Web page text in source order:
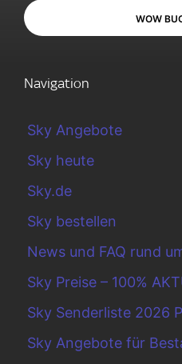
WOW
Navigation
Sky Angebote
Sky heute
Sky.de
Sky bestellen
News und FAQ rund
Sky Preise – 100%
Sky Senderliste 2026
Sky Angebote für